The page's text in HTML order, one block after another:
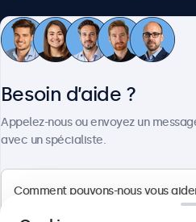
Service
Besoin d’aide ?
Appelez-nous ou envoyez un
avec un spécialiste.